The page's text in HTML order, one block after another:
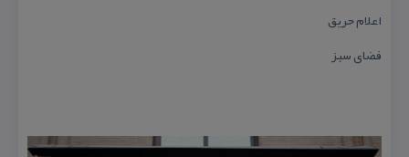
اعلام حریق
فضای سبز